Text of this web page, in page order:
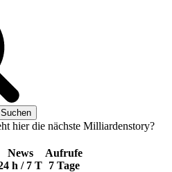
hier die nächste Milliardenstory?
News
h / 7 T
Aufrufe
7 Tage